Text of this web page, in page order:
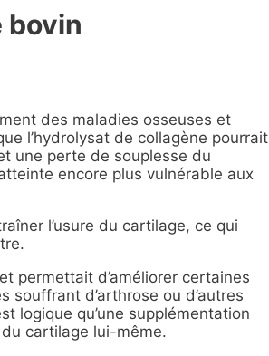
bovin
des maladies osseuses et
l’hydrolysat de collagène pourrait
une perte de souplesse du
encore plus vulnérable aux
l’usure du cartilage, ce qui
permettait d’améliorer certaines
d’arthrose ou d’autres
logique qu’une supplémentation
cartilage lui-même.